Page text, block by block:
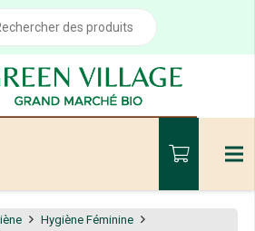
Hygiène Féminine